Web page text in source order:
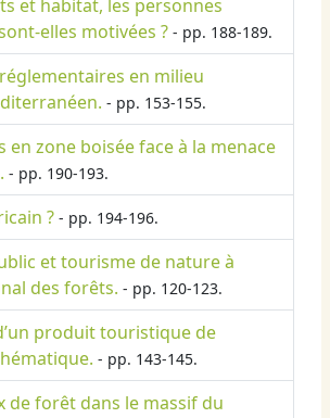
et habitat, les personnes
elles motivées ? - pp. 188-189.
en milieu
- pp. 153-155.
en zone boisée face à la menace
- pp. 190-193.
? - pp. 194-196.
et tourisme de nature à
des forêts. - pp. 120-123.
produit touristique de
- pp. 143-145.
de forêt dans le massif du